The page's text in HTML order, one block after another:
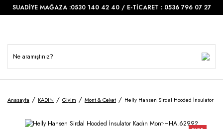
SUADİYE MAĞAZA :0530 140 42 40 / E-TİCARET : 0536 796 07 27
Anasayfa KADIN Giyim Mont & Ceket Helly Hansen Sirdal Hooded İnsulator